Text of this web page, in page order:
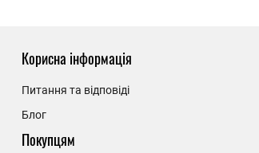
Корисна інформація
Питання та відповіді
Блог
Покупцям